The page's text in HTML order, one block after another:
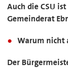
Auch die CSU
Gemeinderat
Warum nicht
Der